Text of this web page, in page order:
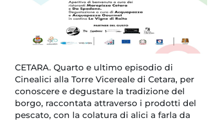
CETARA. Quarto e ultimo episodio di
Cinealici alla Torre Vicereale di Cetara, per
conoscere e degustare la tradizione del
borgo, raccontata attraverso i prodotti del
pescato, con la colatura di alici a farla da